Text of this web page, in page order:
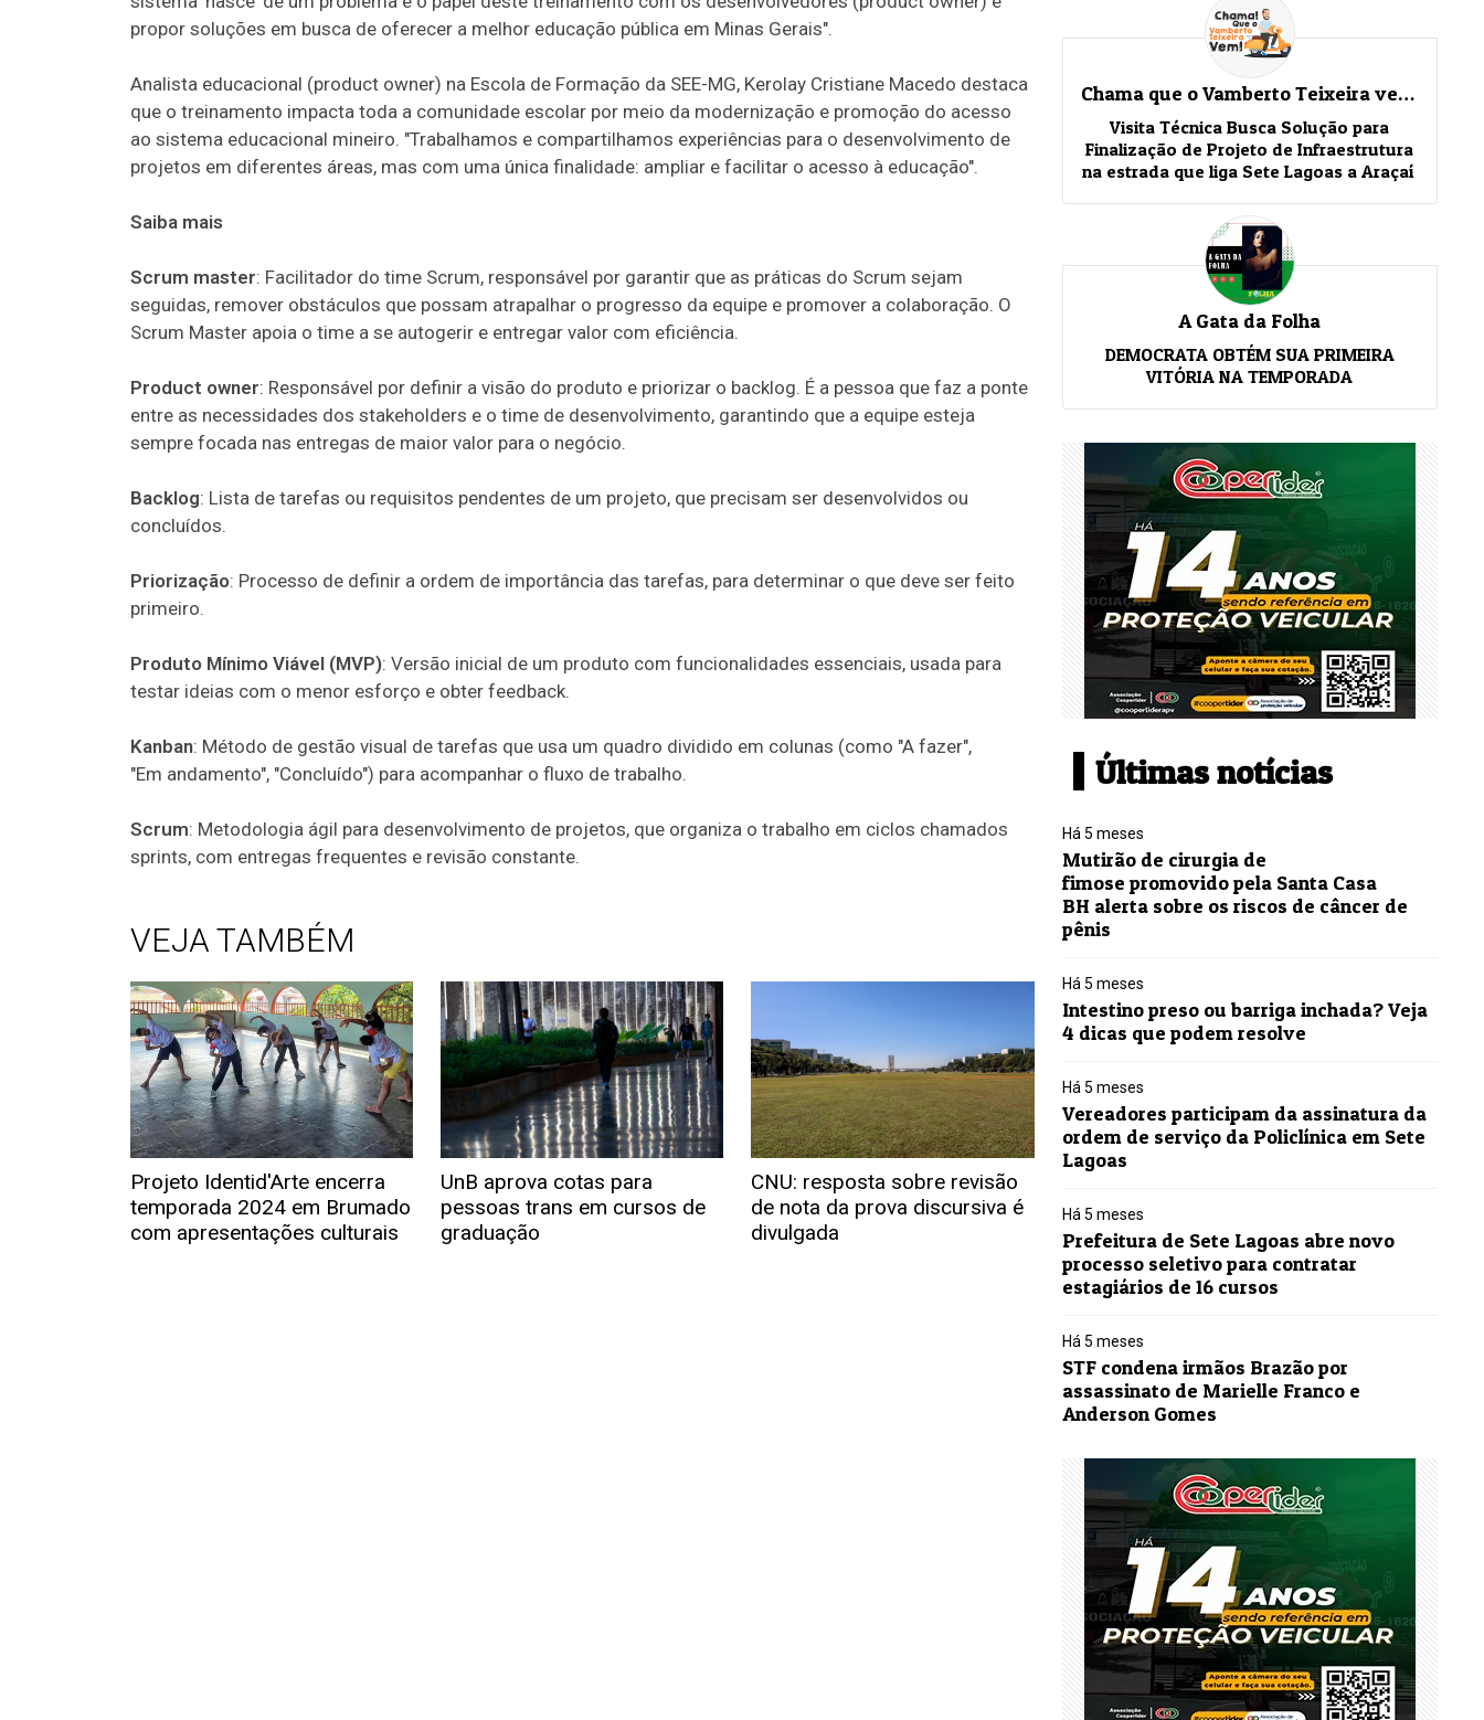
propor soluções em busca de oferecer a melhor educação pública em Minas Gerais".
Analista educacional (product owner) na Escola de Formação da SEE-MG, Kerolay Cristiane Macedo destaca
que o treinamento impacta toda a comunidade escolar por meio da modernização e promoção do acesso
ao sistema educacional mineiro. "Trabalhamos e compartilhamos experiências para o desenvolvimento de
projetos em diferentes áreas, mas com uma única finalidade: ampliar e facilitar o acesso à educação".
Saiba mais
Scrum master: Facilitador do time Scrum, responsável por garantir que as práticas do Scrum sejam
seguidas, remover obstáculos que possam atrapalhar o progresso da equipe e promover a colaboração. O
Scrum Master apoia o time a se autogerir e entregar valor com eficiência.
Product owner: Responsável por definir a visão do produto e priorizar o backlog. É a pessoa que faz a ponte
entre as necessidades dos stakeholders e o time de desenvolvimento, garantindo que a equipe esteja
sempre focada nas entregas de maior valor para o negócio.
Backlog: Lista de tarefas ou requisitos pendentes de um projeto, que precisam ser desenvolvidos ou
concluídos.
Priorização: Processo de definir a ordem de importância das tarefas, para determinar o que deve ser feito
primeiro.
Produto Mínimo Viável (MVP): Versão inicial de um produto com funcionalidades essenciais, usada para
testar ideias com o menor esforço e obter feedback.
Kanban: Método de gestão visual de tarefas que usa um quadro dividido em colunas (como "A fazer",
"Em andamento", "Concluído") para acompanhar o fluxo de trabalho.
Scrum: Metodologia ágil para desenvolvimento de projetos, que organiza o trabalho em ciclos chamados
sprints, com entregas frequentes e revisão constante.
VEJA TAMBÉM
Projeto Identid'Arte encerra
temporada 2024 em Brumado
com apresentações culturais
UnB aprova cotas para
pessoas trans em cursos de
graduação
CNU: resposta sobre revisão
de nota da prova discursiva é
divulgada
Chama que o Vamberto Teixeira vem!
Visita Técnica Busca Solução para
Finalização de Projeto de Infraestrutura
na estrada que liga Sete Lagoas a Araçaí
A Gata da Folha
DEMOCRATA OBTÉM SUA PRIMEIRA
VITÓRIA NA TEMPORADA
Últimas notícias
Há 5 meses
Mutirão de cirurgia de
fimose promovido pela Santa Casa
BH alerta sobre os riscos de câncer de
pênis
Há 5 meses
Intestino preso ou barriga inchada? Veja
4 dicas que podem resolve
Há 5 meses
Vereadores participam da assinatura da
ordem de serviço da Policlínica em Sete
Lagoas
Há 5 meses
Prefeitura de Sete Lagoas abre novo
processo seletivo para contratar
estagiários de 16 cursos
Há 5 meses
STF condena irmãos Brazão por
assassinato de Marielle Franco e
Anderson Gomes